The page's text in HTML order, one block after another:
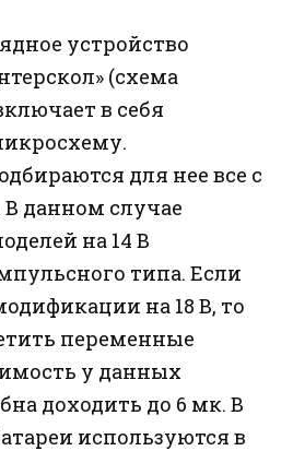
устройство
(схема
в себя
для нее все с
данном случае
на 14 В
типа. Если
на 18 В, то
переменные
у данных
доходить до 6 мк. В
используются в